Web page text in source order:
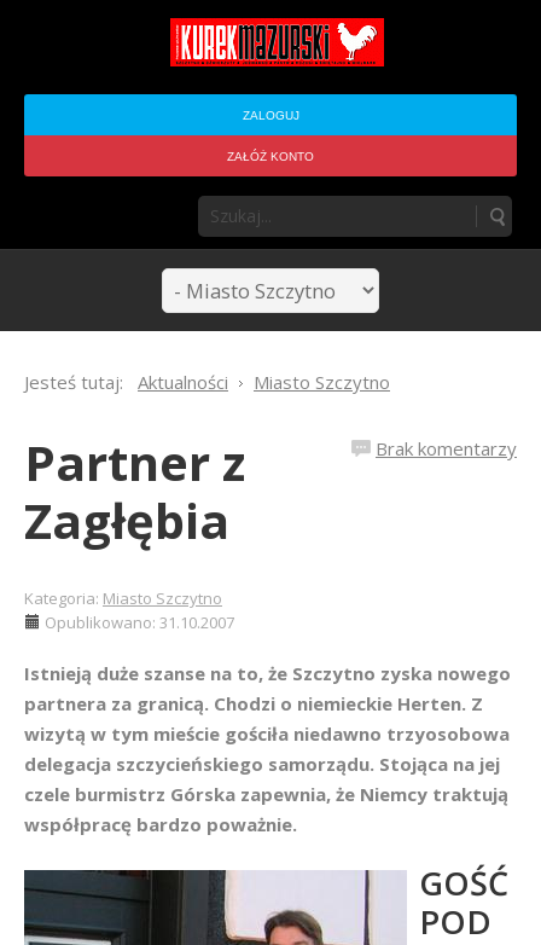
ZALOGUJ
ZAŁÓŻ KONTO
Jesteś tutaj: Aktualności Miasto Szczytno
Brak komentarzy
Partner z
Zagłębia
Kategoria: Miasto Szczytno
Opublikowano: 31.10.2007
Istnieją duże szanse na to, że Szczytno zyska nowego
partnera za granicą. Chodzi o niemieckie Herten. Z
wizytą w tym mieście gościła niedawno trzyosobowa
delegacja szczycieńskiego samorządu. Stojąca na jej
czele burmistrz Górska zapewnia, że Niemcy traktują
współpracę bardzo poważnie.
GOŚĆ
POD